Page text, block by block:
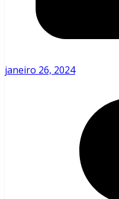
janeiro 26, 2024